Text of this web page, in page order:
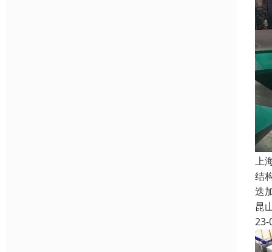
上
结
迭
昆
23-